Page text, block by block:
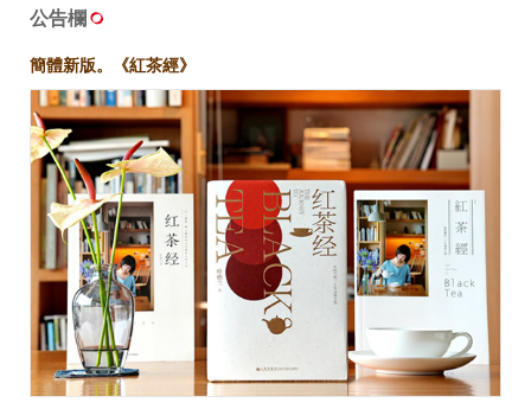
公告欄
簡體新版。《紅茶經》